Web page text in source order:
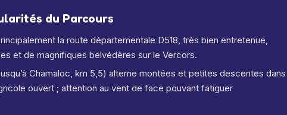
du Parcours
la route départementale D518, très bien entretenue,
et de magnifiques belvédères sur le Vercors.
Chamaloc, km 5,5) alterne montées et petites descentes dans
ouvert ; attention au vent de face pouvant fatiguer